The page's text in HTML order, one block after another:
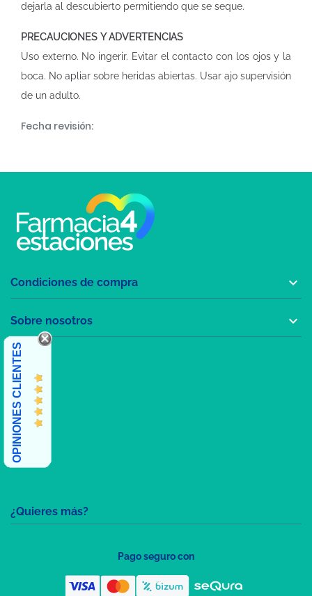
dejarla al descubierto permitiendo que se seque.
PRECAUCIONES Y ADVERTENCIAS
Uso externo. No ingerir. Evitar el contacto con los ojos y la
boca. No apliar sobre heridas abiertas. Usar ajo supervisión
de un adulto.
Fecha revisión:
¿Quieres más?
Condiciones de compra 
Sobre nosotros 
OPINIONES CLIENTES
Pago seguro con